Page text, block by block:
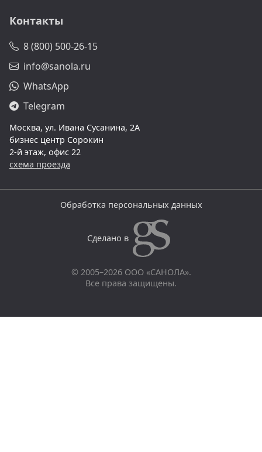
Контакты
8 (800) 500-26-15
info@sanola.ru
WhatsApp
Telegram
Москва, ул. Ивана Сусанина, 2А
бизнес центр Сорокин
2-й этаж, офис 22
схема проезда
Обработка персональных данных
Сделано в
© 2005–2026 ООО «САНОЛА».
Все права защищены.